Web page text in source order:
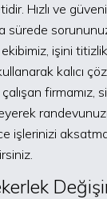
Hızlı ve
sürede
işini
kalıcı
firmamız,
işlerinizi